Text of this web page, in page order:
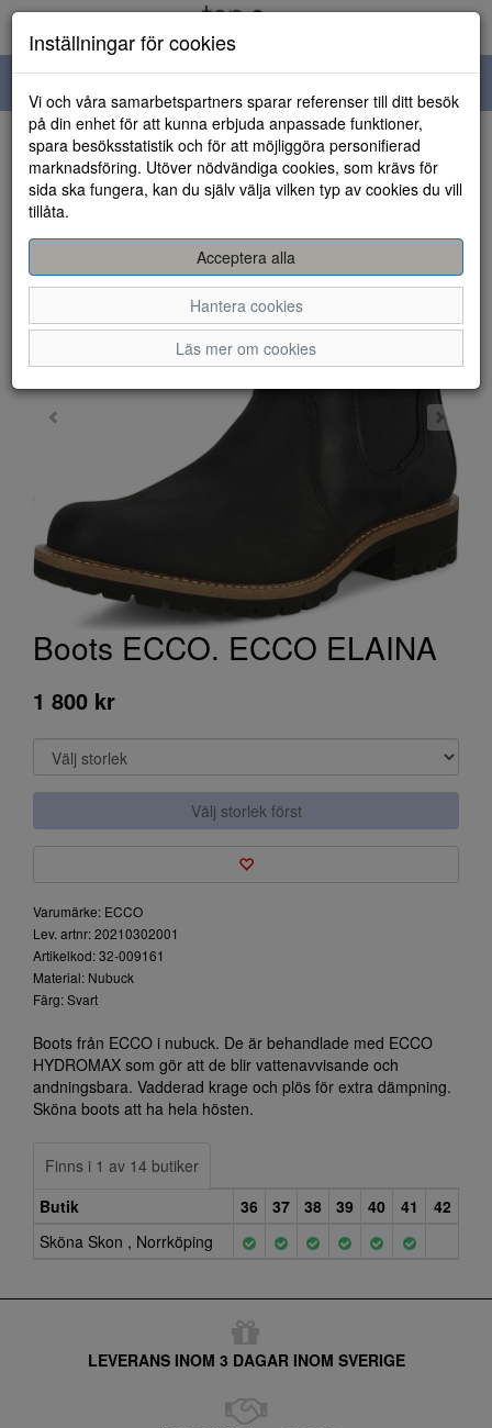
navigation
HEM
Boots ECCO. ECCO ELAINA
1 800 kr
Välj storlek först
Varumärke: ECCO
Lev. artnr: 20210302001
Artikelkod: 32-009161
Material: Nubuck
Färg: Svart
Boots från ECCO i nubuck. De är behandlade med ECCO
HYDROMAX som gör att de blir vattenavvisande och
andningsbara. Vadderad krage och plös för extra dämpning.
Sköna boots att ha hela hösten.
Finns i 1 av 14 butiker
Butik
36 37 38 39 40 41
42
Sköna Skon , Norrköping
LEVERANS INOM 3 DAGAR INOM SVERIGE
Inställningar för cookies
Vi och våra samarbetspartners sparar referenser till ditt besök
på din enhet för att kunna erbjuda anpassade funktioner,
spara besöksstatistik och för att möjliggöra personifierad
marknadsföring. Utöver nödvändiga cookies, som krävs för
sida ska fungera, kan du själv välja vilken typ av cookies du vill
tillåta.
Acceptera alla
Hantera cookies
Läs mer om cookies